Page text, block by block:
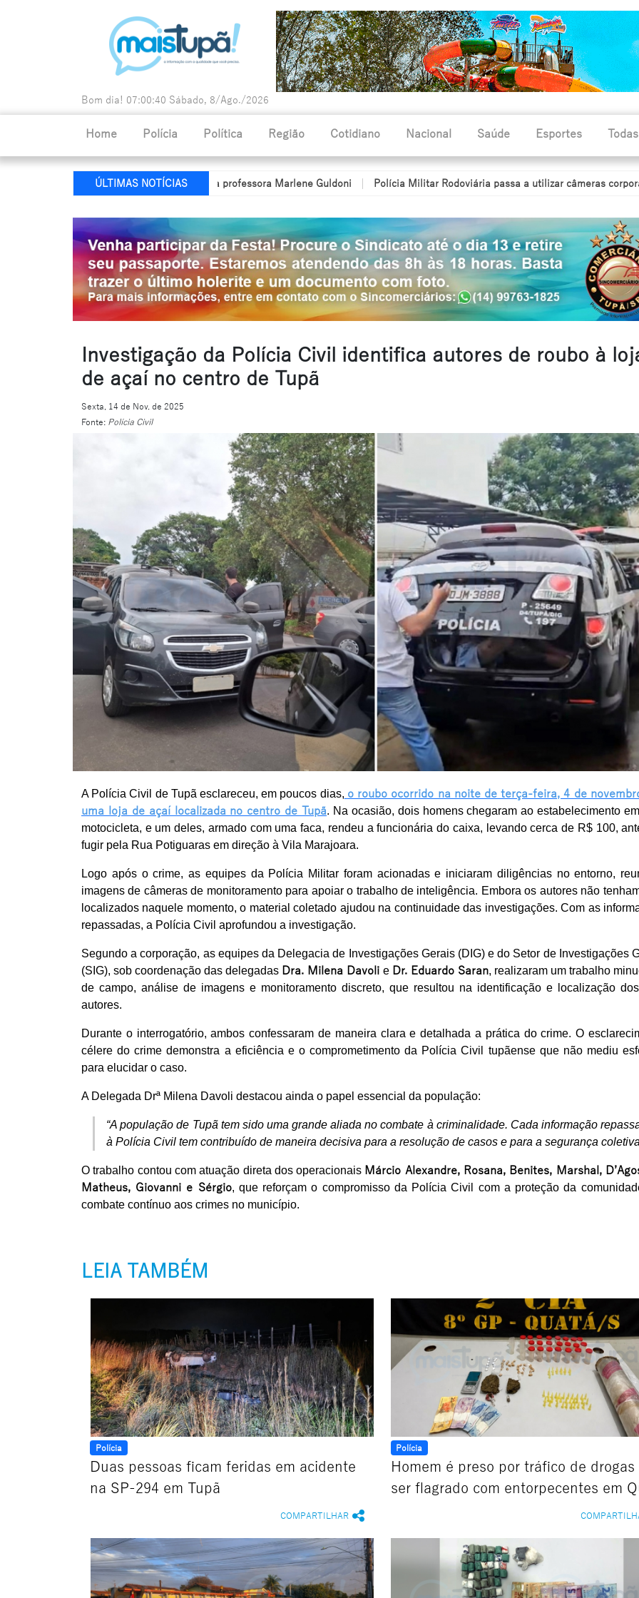
Bom dia! 07:00:41 Sábado, 8/Ago./2026
Home Polícia Política Região Cotidiano Nacional Saúde Esportes Todas
ÚLTIMAS NOTÍCIAS
de Educação recebe nome da professora Marlene Guldoni Polícia Militar Rodoviária passa a utilizar câmeras corporais
Investigação da Polícia Civil identifica autores de roubo à
de açaí no centro de Tupã
Sexta, 14 de Nov. de 2025
Fonte: Polícia Civil
A Polícia Civil de Tupã esclareceu, em poucos dias, o roubo ocorrido na noite de terça-feira, 4 de
uma loja de açaí localizada no centro de Tupã. Na ocasião, dois homens chegaram ao estabelecimento
motocicleta, e um deles, armado com uma faca, rendeu a funcionária do caixa, levando cerca de R$ 100,
fugir pela Rua Potiguaras em direção à Vila Marajoara.
Logo após o crime, as equipes da Polícia Militar foram acionadas e iniciaram diligências no entorno,
imagens de câmeras de monitoramento para apoiar o trabalho de inteligência. Embora os autores não
localizados naquele momento, o material coletado ajudou na continuidade das investigações. Com as
repassadas, a Polícia Civil aprofundou a investigação.
Segundo a corporação, as equipes da Delegacia de Investigações Gerais (DIG) e do Setor de Investigações
(SIG), sob coordenação das delegadas Dra. Milena Davoli e Dr. Eduardo Saran, realizaram um trabalho
de campo, análise de imagens e monitoramento discreto, que resultou na identificação e localização
autores.
Durante o interrogatório, ambos confessaram de maneira clara e detalhada a prática do crime. O
célere do crime demonstra a eficiência e o comprometimento da Polícia Civil tupãense que não mediu
para elucidar o caso.
A Delegada Drª Milena Davoli destacou ainda o papel essencial da população:
“A população de Tupã tem sido uma grande aliada no combate à criminalidade. Cada informação
à Polícia Civil tem contribuído de maneira decisiva para a resolução de casos e para a segurança
O trabalho contou com atuação direta dos operacionais Márcio Alexandre, Rosana, Benites, Marshal,
Matheus, Giovanni e Sérgio, que reforçam o compromisso da Polícia Civil com a proteção da
combate contínuo aos crimes no município.
LEIA TAMBÉM
Polícia
Duas pessoas ficam feridas em acidente
na SP-294 em Tupã
COMPARTILHAR
Polícia
Homem é preso por tráfico de drogas
ser flagrado com entorpecentes em